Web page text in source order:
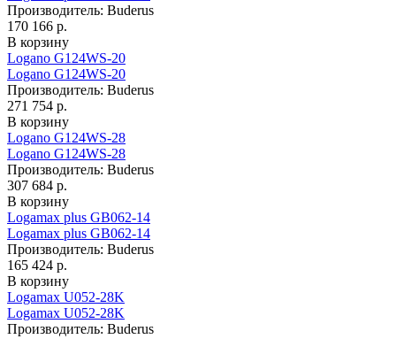
Производитель: Buderus
170 166 р.
В корзину
Logano G124WS-20
Logano G124WS-20
Производитель: Buderus
271 754 р.
В корзину
Logano G124WS-28
Logano G124WS-28
Производитель: Buderus
307 684 р.
В корзину
Logamax plus GB062-14
Logamax plus GB062-14
Производитель: Buderus
165 424 р.
В корзину
Logamax U052-28K
Logamax U052-28K
Производитель: Buderus